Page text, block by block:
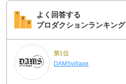
よく回答する
プロダクションランキング
第1位
DAMSvillage